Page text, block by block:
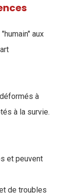
aux
à
à la survie.
et peuvent
de troubles